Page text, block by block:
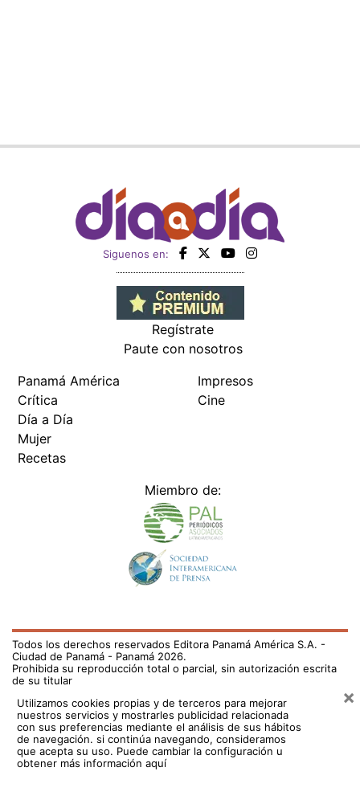
Siguenos en:
Regístrate
Paute con nosotros
Panamá América
Crítica
Día a Día
Mujer
Recetas
Impresos
Cine
Miembro de:
Todos los derechos reservados Editora Panamá América S.A. -
Ciudad de Panamá - Panamá 2026.
Prohibida su reproducción total o parcial, sin autorización escrita
de su titular
Utilizamos cookies propias y de terceros para mejorar
nuestros servicios y mostrarles publicidad relacionada
con sus preferencias mediante el análisis de sus hábitos
de navegación. si continúa navegando, consideramos
que acepta su uso. Puede cambiar la configuración u
obtener más información aquí
×